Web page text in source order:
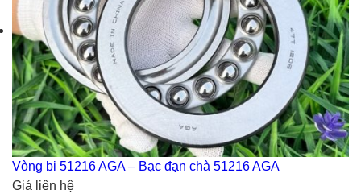
Vòng bi 51216 AGA – Bạc đạn chà 51216 AGA
Giá liên hệ